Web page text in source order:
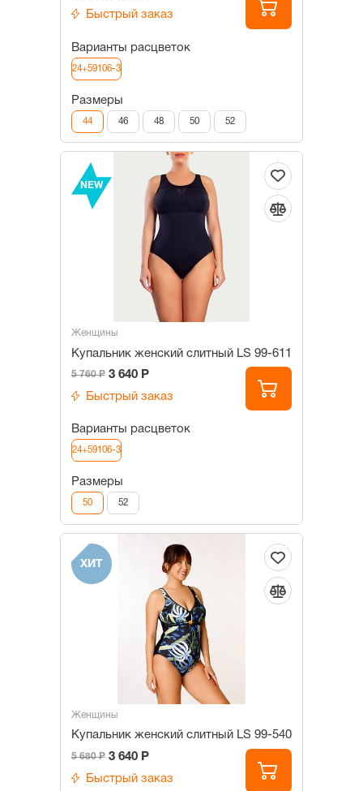
Быстрый заказ
Варианты расцветок
24+59106-3
Размеры
44 46 48 50 52
NEW
Женщины
Купальник женский слитный LS 99-611
5 760 Р 3 640 Р
Быстрый заказ
Варианты расцветок
24+59106-3
Размеры
50 52
ХИТ
Женщины
Купальник женский слитный LS 99-540
5 680 Р 3 640 Р
Быстрый заказ